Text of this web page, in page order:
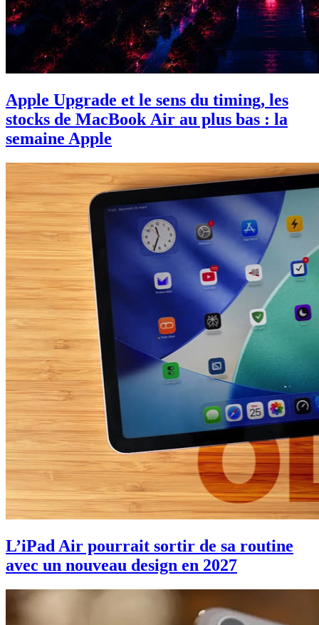
Apple Upgrade et le sens du timing, les
stocks de MacBook Air au plus bas : la
semaine Apple
L’iPad Air pourrait sortir de sa routine
avec un nouveau design en 2027